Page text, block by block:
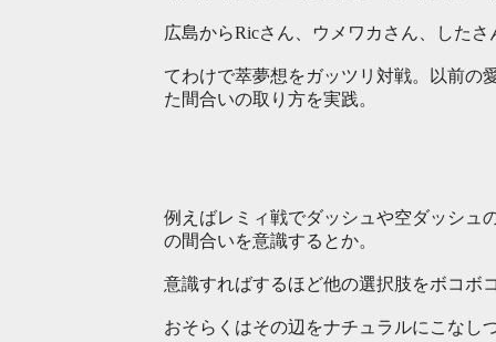
広島からRicさん、ウメワカさん、した
てわけで萃夢想をガッツリ対戦。以前の
た間合いの取り方を実践。
例えばレミィ戦でダッシュや空ダッシュ
の間合いを意識するとか。
意識すればするほど他の選択肢をボコボ
おそらくはその辺をナチュラルにこなし